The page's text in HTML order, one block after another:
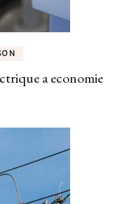
a economie